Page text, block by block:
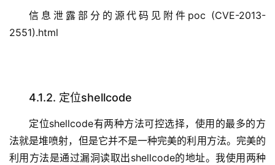
信息泄露部分的源代码见附件poc (CVE-2013-
2551).html
4.1.2. 定位shellcode
定位shellcode有两种方法可控选择，使用的最多的方
法就是堆喷射，但是它并不是一种完美的利用方法。完美的
利用方法是通过漏洞读取出shellcode的地址。我使用两种